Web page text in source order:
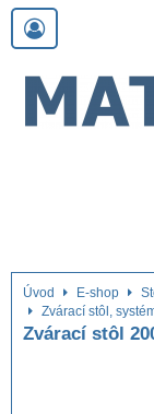
Úvod E-shop
Zvárací stôl,
Zvárací stôl